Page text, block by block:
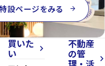
設ページをみる arrow_forward
買いた
い
arrow_forward_ios
不動産
の管
理・活
arrow_forward_ios